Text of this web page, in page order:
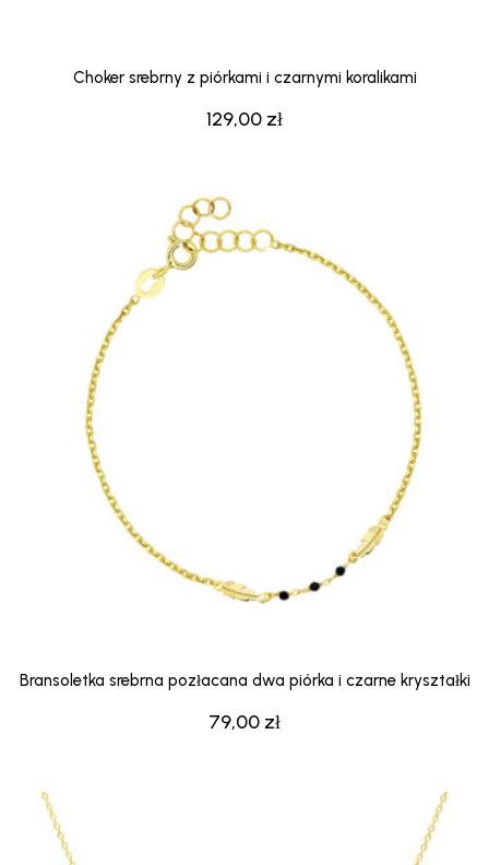
129,00 zł
Choker srebrny z piórkami i czarnymi koralikami
79,00 zł
Bransoletka srebrna pozłacana dwa piórka i czarne kryształki